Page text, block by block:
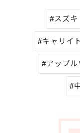
#スズキ
#キャリイ
#アップ
#